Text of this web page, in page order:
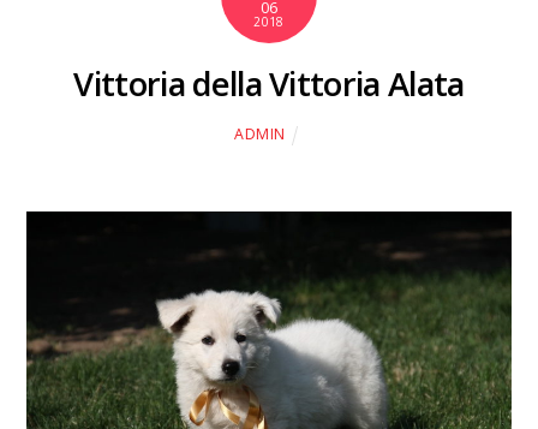
06
2018
Vittoria della Vittoria Alata
ADMIN